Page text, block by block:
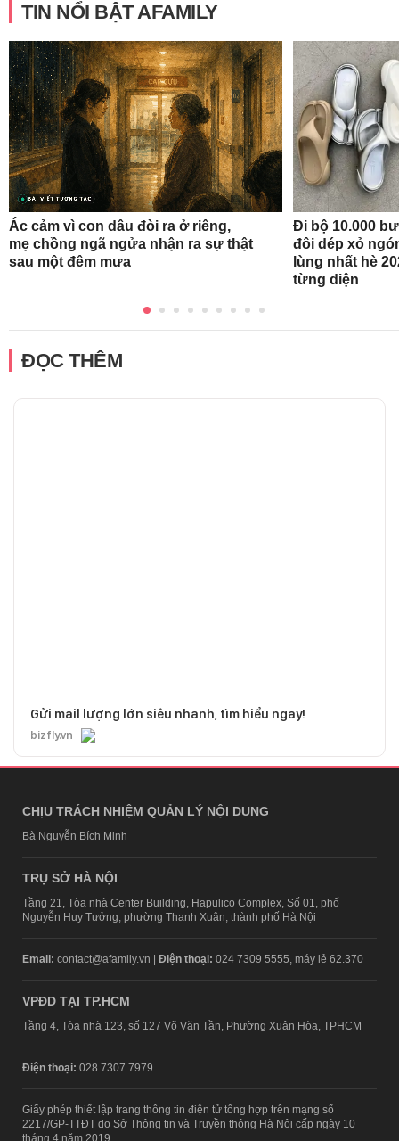
TIN NỔI BẬT AFAMILY
Ác cảm vì con dâu đòi ra ở riêng,
mẹ chồng ngã ngửa nhận ra sự thật
sau một đêm mưa
Đi bộ 10.000
đôi dép xỏ
lùng nhất hè
từng diện
ĐỌC THÊM
Gửi mail lượng lớn siêu nhanh, tìm hiểu ngay!
bizfly.vn
CHỊU TRÁCH NHIỆM QUẢN LÝ NỘI DUNG
Bà Nguyễn Bích Minh
TRỤ SỞ HÀ NỘI
Tầng 21, Tòa nhà Center Building, Hapulico Complex, Số 01, phố
Nguyễn Huy Tưởng, phường Thanh Xuân, thành phố Hà Nội
Email: contact@afamily.vn | Điện thoại: 024 7309 5555, máy lẻ 62.370
VPĐD TẠI TP.HCM
Tầng 4, Tòa nhà 123, số 127 Võ Văn Tần, Phường Xuân Hòa, TPHCM
Điện thoại: 028 7307 7979
Giấy phép thiết lập trang thông tin điện tử tổng hợp trên mạng số
2217/GP-TTĐT do Sở Thông tin và Truyền thông Hà Nội cấp ngày 10
tháng 4 năm 2019